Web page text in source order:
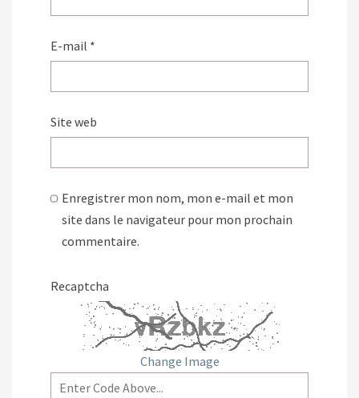
E-mail *
Site web
Enregistrer mon nom, mon e-mail et mon
site dans le navigateur pour mon prochain
commentaire.
Recaptcha
Change Image